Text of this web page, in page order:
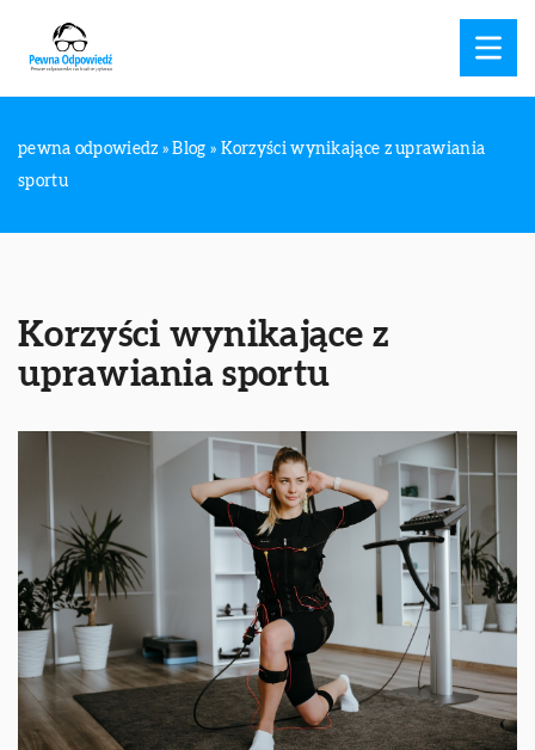
pewna odpowiedz »Blog » Korzyści wynikające z uprawiania
sportu
Korzyści wynikające z
uprawiania sportu